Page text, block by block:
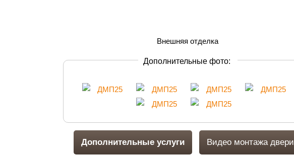
Дополнительные фото:
Дополнительные услуги Видео монтажа двери